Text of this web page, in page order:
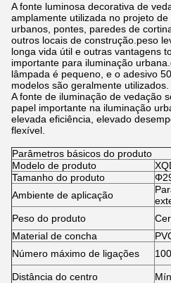
A fonte luminosa decorativa de
amplamente utilizada no projeto
urbanos, pontes, paredes de
outros locais de construção.peso
longa vida útil e outras vantagens
importante para iluminação
lâmpada é pequeno, e o adesivo
modelos são geralmente utilizados.
A fonte de iluminação de vedação
papel importante na iluminação
elevada eficiência, elevado
flexível.
Parâmetros básicos do produto
Modelo de produto
Tamanho do produto
Ambiente de aplicação
Peso do produto
Material de concha
Número máximo de ligações
Distância do centro